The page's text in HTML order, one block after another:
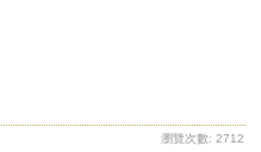
瀏覽次數: 2712